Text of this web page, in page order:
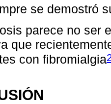
se demostró
parece no ser
que
con fibromialgia